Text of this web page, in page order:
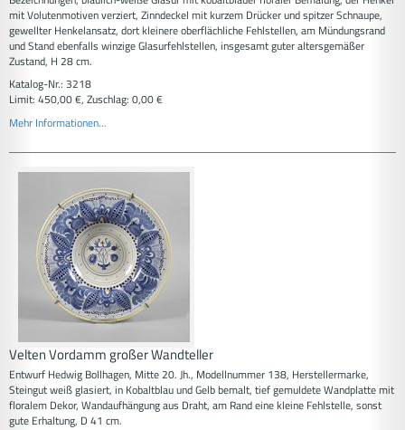
mit Volutenmotiven verziert, Zinndeckel mit kurzem Drücker und spitzer Schnaupe,
gewellter Henkelansatz, dort kleinere oberflächliche Fehlstellen, am Mündungsrand
und Stand ebenfalls winzige Glasurfehlstellen, insgesamt guter altersgemäßer
Zustand, H 28 cm.
Katalog-Nr.: 3218
Limit: 450,00 €, Zuschlag: 0,00 €
Mehr Informationen...
Velten Vordamm großer Wandteller
Entwurf Hedwig Bollhagen, Mitte 20. Jh., Modellnummer 138, Herstellermarke,
Steingut weiß glasiert, in Kobaltblau und Gelb bemalt, tief gemuldete Wandplatte mit
floralem Dekor, Wandaufhängung aus Draht, am Rand eine kleine Fehlstelle, sonst
gute Erhaltung, D 41 cm.